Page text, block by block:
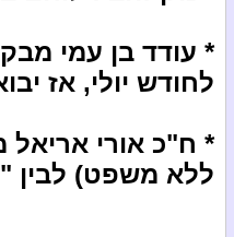
* עודד בן עמי
לחודש יולי, אז
ללא משפט) לבין